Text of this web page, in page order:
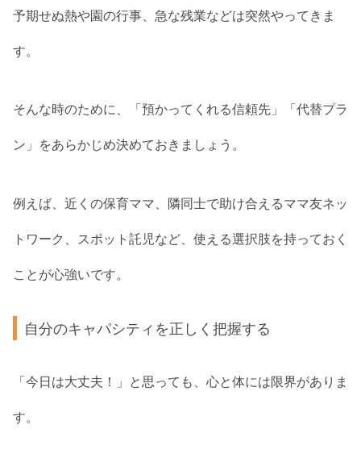
予期せぬ熱や園の行事、急な残業などは突然やってきま
す。
そんな時のために、「預かってくれる信頼先」「代替プラ
ン」をあらかじめ決めておきましょう。
例えば、近くの保育ママ、隣同士で助け合えるママ友ネッ
トワーク、スポット託児など、使える選択肢を持っておく
ことが心強いです。
自分のキャパシティを正しく把握する
「今日は大丈夫！」と思っても、心と体には限界がありま
す。